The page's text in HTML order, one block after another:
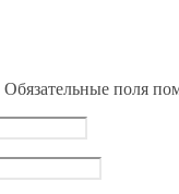
Обязательные поля